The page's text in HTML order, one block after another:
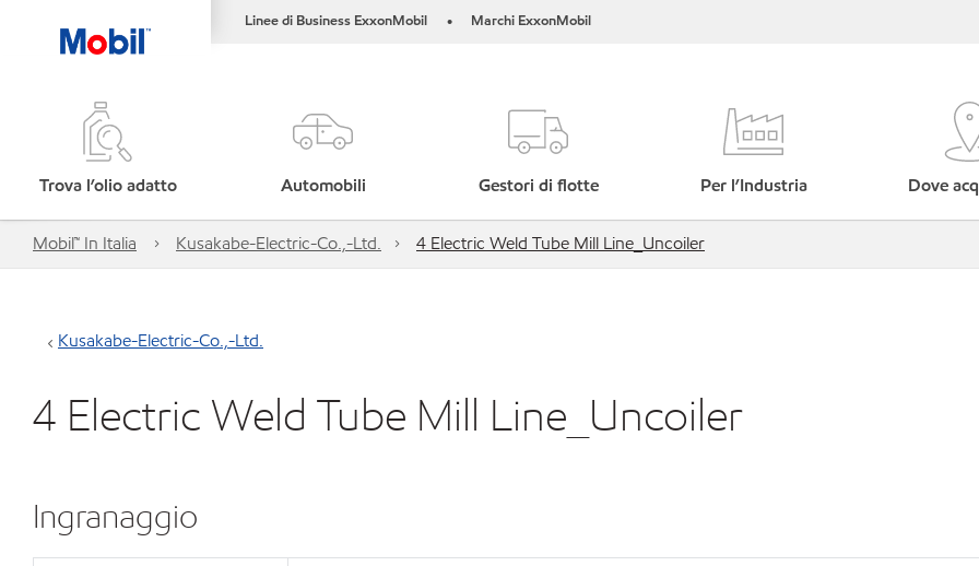
Linee di Business ExxonMobil • Marchi ExxonMobil
Trova l’olio adatto Automobili Gestori di flotte Per l’Industria Dove
Mobil™ In Italia Kusakabe-Electric-Co.,-Ltd. 4 Electric Weld Tube Mill Line_Uncoiler
Kusakabe-Electric-Co.,-Ltd.
4 Electric Weld Tube Mill Line_Uncoiler
Ingranaggio